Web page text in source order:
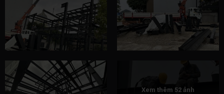
Xem thêm 52 ảnh